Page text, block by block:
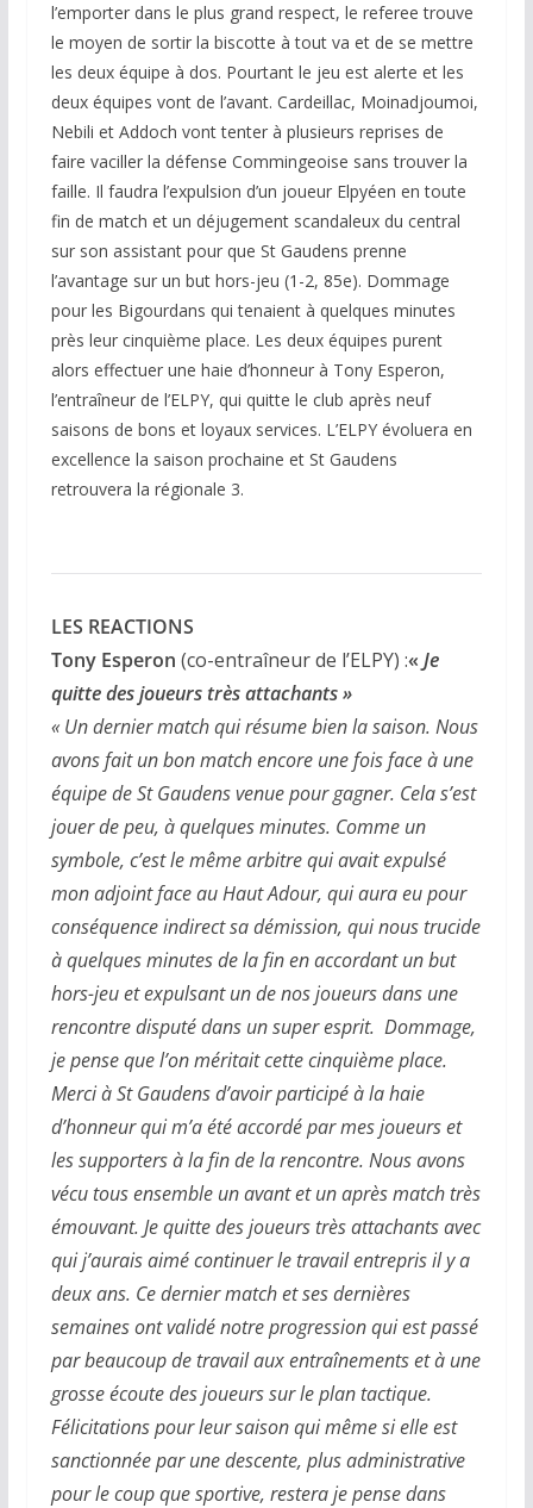
l’emporter dans le plus grand respect, le referee trouve
le moyen de sortir la biscotte à tout va et de se mettre
les deux équipe à dos. Pourtant le jeu est alerte et les
deux équipes vont de l’avant. Cardeillac, Moinadjoumoi,
Nebili et Addoch vont tenter à plusieurs reprises de
faire vaciller la défense Commingeoise sans trouver la
faille. Il faudra l’expulsion d’un joueur Elpyéen en toute
fin de match et un déjugement scandaleux du central
sur son assistant pour que St Gaudens prenne
l’avantage sur un but hors-jeu (1-2, 85e). Dommage
pour les Bigourdans qui tenaient à quelques minutes
près leur cinquième place. Les deux équipes purent
alors effectuer une haie d’honneur à Tony Esperon,
l’entraîneur de l’ELPY, qui quitte le club après neuf
saisons de bons et loyaux services. L’ELPY évoluera en
excellence la saison prochaine et St Gaudens
retrouvera la régionale 3.
LES REACTIONS
Tony Esperon (co-entraîneur de l’ELPY) :« Je
quitte des joueurs très attachants »
« Un dernier match qui résume bien la saison. Nous
avons fait un bon match encore une fois face à une
équipe de St Gaudens venue pour gagner. Cela s’est
jouer de peu, à quelques minutes. Comme un
symbole, c’est le même arbitre qui avait expulsé
mon adjoint face au Haut Adour, qui aura eu pour
conséquence indirect sa démission, qui nous trucide
à quelques minutes de la fin en accordant un but
hors-jeu et expulsant un de nos joueurs dans une
rencontre disputé dans un super esprit. Dommage,
je pense que l’on méritait cette cinquième place.
Merci à St Gaudens d’avoir participé à la haie
d’honneur qui m’a été accordé par mes joueurs et
les supporters à la fin de la rencontre. Nous avons
vécu tous ensemble un avant et un après match très
émouvant. Je quitte des joueurs très attachants avec
qui j’aurais aimé continuer le travail entrepris il y a
deux ans. Ce dernier match et ses dernières
semaines ont validé notre progression qui est passé
par beaucoup de travail aux entraînements et à une
grosse écoute des joueurs sur le plan tactique.
Félicitations pour leur saison qui même si elle est
sanctionnée par une descente, plus administrative
pour le coup que sportive, restera je pense dans